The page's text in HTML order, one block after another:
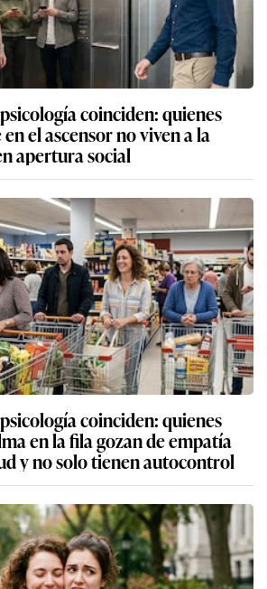
coinciden: quienes
el ascensor no viven a la
apertura social
coinciden: quienes
en la fila gozan de empatía
y no solo tienen autocontrol